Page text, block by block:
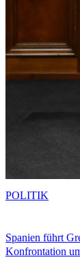
Spanien führt
Konfrontation
POLITIK